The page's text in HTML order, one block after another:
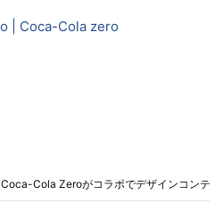
| Coca-Cola zero
Cola Zeroがコラボでデザインコンテ